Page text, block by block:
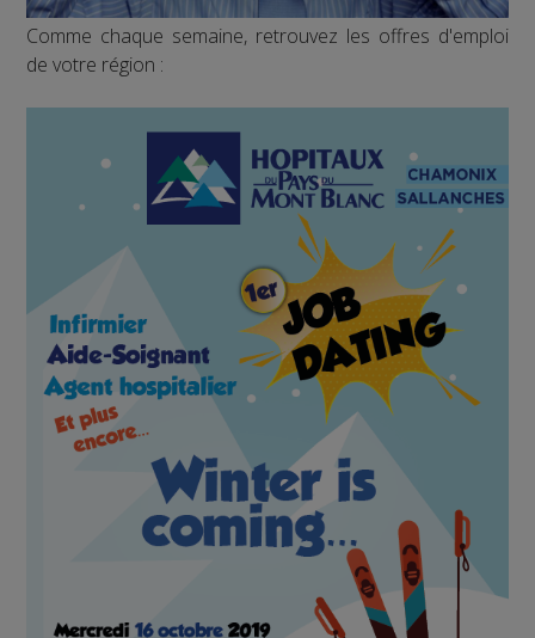
Comme chaque semaine, retrouvez les offres d'emploi
de votre région :